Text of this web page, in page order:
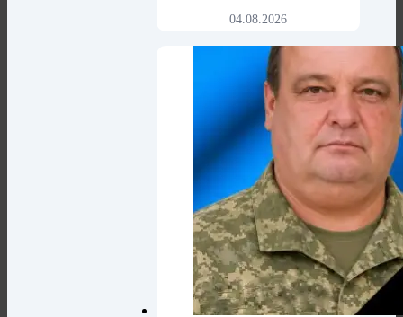
04.08.2026